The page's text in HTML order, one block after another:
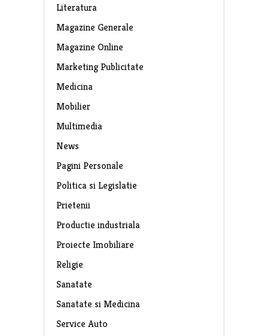
Literatura
Magazine Generale
Magazine Online
Marketing Publicitate
Medicina
Mobilier
Multimedia
News
Pagini Personale
Politica si Legislatie
Prietenii
Productie industriala
Proiecte Imobiliare
Religie
Sanatate
Sanatate si Medicina
Service Auto